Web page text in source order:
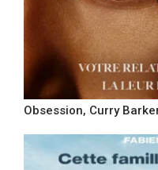
Obsession, Curry